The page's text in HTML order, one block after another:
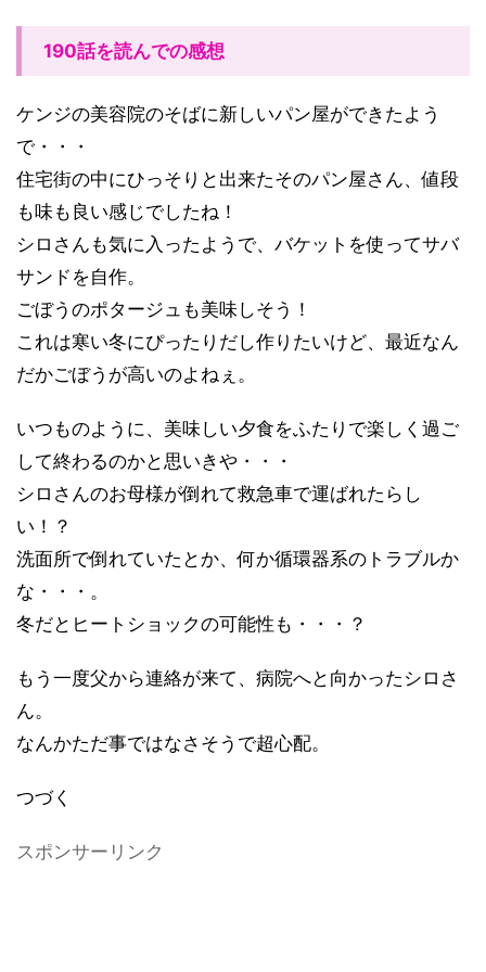
190話を読んでの感想
ケンジの美容院のそばに新しいパン屋ができたよう
で・・・
住宅街の中にひっそりと出来たそのパン屋さん、値段
も味も良い感じでしたね！
シロさんも気に入ったようで、バケットを使ってサバ
サンドを自作。
ごぼうのポタージュも美味しそう！
これは寒い冬にぴったりだし作りたいけど、最近なん
だかごぼうが高いのよねぇ。
いつものように、美味しい夕食をふたりで楽しく過ご
して終わるのかと思いきや・・・
シロさんのお母様が倒れて救急車で運ばれたらし
い！？
洗面所で倒れていたとか、何か循環器系のトラブルか
な・・・。
冬だとヒートショックの可能性も・・・？
もう一度父から連絡が来て、病院へと向かったシロさ
ん。
なんかただ事ではなさそうで超心配。
つづく
スポンサーリンク